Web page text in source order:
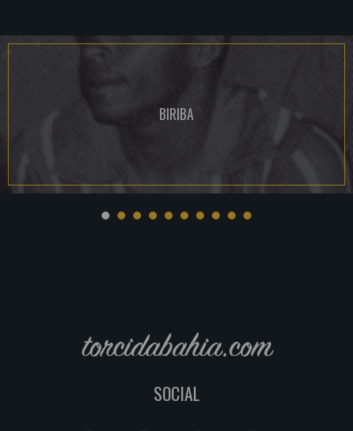
BIRIBA
torcidabahia.com
SOCIAL